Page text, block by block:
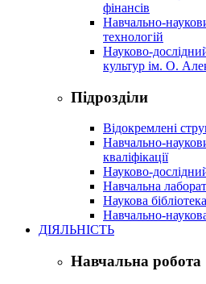
фінансів
Навчально-
технологій
Науково-
культур ім. О.
Підрозділи
Відокремлені
Навчально-
кваліфікації
Науково-
Навчальна
Наукова бібліотека
Навчально-
ДІЯЛЬНІСТЬ
Навчальна робота